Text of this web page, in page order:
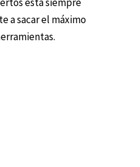
a sacar el máximo